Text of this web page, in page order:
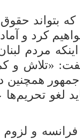
بتواند
کرد و
مردم
«تلاش و
لغو تحریم‌ها
و لزوم